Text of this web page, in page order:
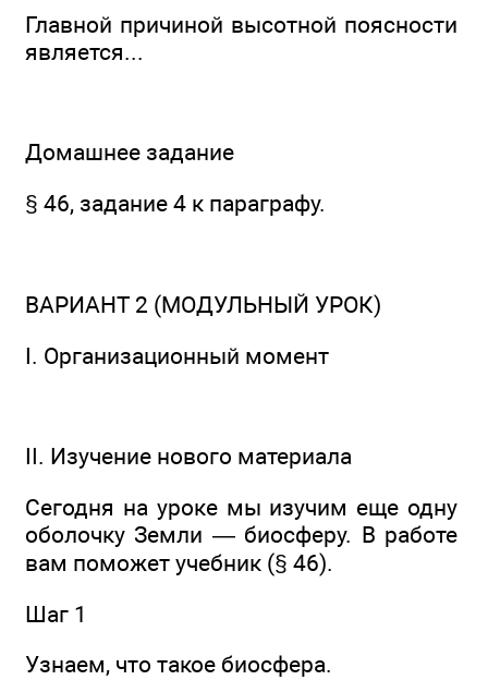
Главной причиной высотной поясности
является...
Домашнее задание
§ 46, задание 4 к параграфу.
ВАРИАНТ 2 (МОДУЛЬНЫЙ УРОК)
I. Организационный момент
II. Изучение нового материала
Сегодня на уроке мы изучим еще одну
оболочку Земли — биосферу. В работе
вам поможет учебник (§ 46).
Шаг 1
Узнаем, что такое биосфера.